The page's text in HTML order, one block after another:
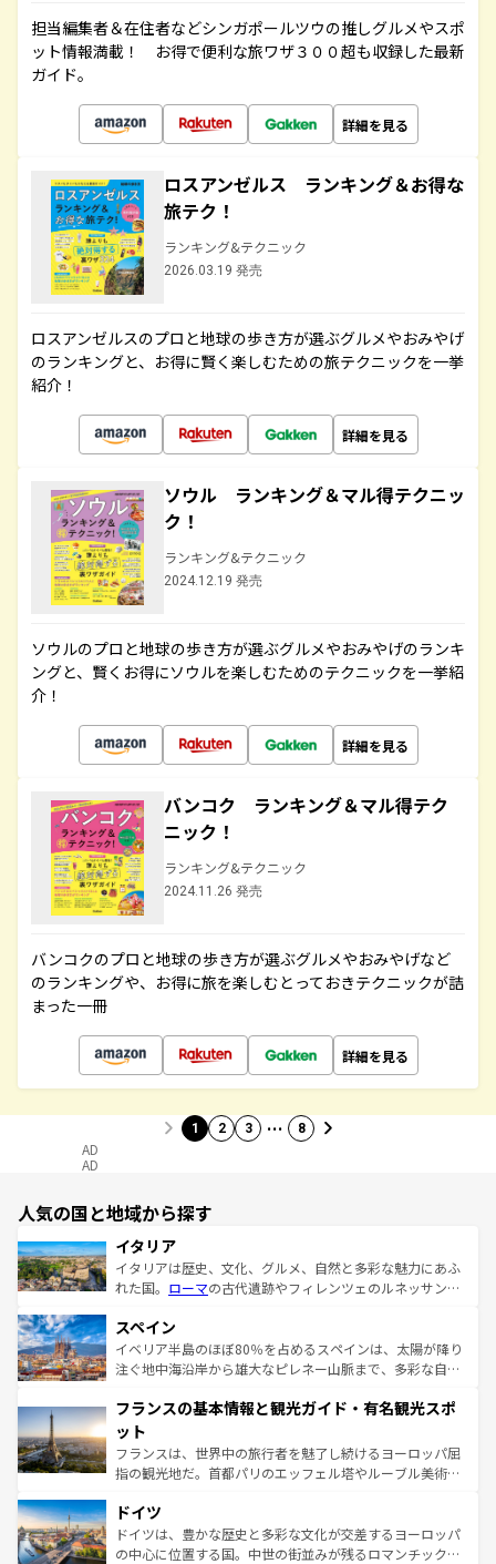
担当編集者＆在住者などシンガポールツウの推しグルメやスポ
ット情報満載！ お得で便利な旅ワザ３００超も収録した最新
ガイド。
詳細を見る
ロスアンゼルス ランキング＆お得な
旅テク！
ランキング&テクニック
2026.03.19 発売
ロスアンゼルスのプロと地球の歩き方が選ぶグルメやおみやげ
のランキングと、お得に賢く楽しむための旅テクニックを一挙
紹介！
詳細を見る
ソウル ランキング＆マル得テクニッ
ク！
ランキング&テクニック
2024.12.19 発売
ソウルのプロと地球の歩き方が選ぶグルメやおみやげのランキ
ングと、賢くお得にソウルを楽しむためのテクニックを一挙紹
介！
詳細を見る
バンコク ランキング＆マル得テク
ニック！
ランキング&テクニック
2024.11.26 発売
バンコクのプロと地球の歩き方が選ぶグルメやおみやげなど
のランキングや、お得に旅を楽しむとっておきテクニックが詰
まった一冊
詳細を見る
1 2 3 … 8
AD
AD
人気の国と地域から探す
イタリア
イタリアは歴史、文化、グルメ、自然と多彩な魅力にあふ
れた国。 ローマの古代遺跡やフィレンツェのルネッサンス
ろん、トスカーナの美しい田園風景やアマルフィ海岸の絶
景など、自然景観も見逃せない。観光の合間には、本場の
ピザやパスタなど、絶品のイタリア料理を堪能することも
ませてくれるイタリアで、忘れられない旅をしてみよう！
なお、新着のイタリア情報は
しい。
スペイン
イベリア半島のほぼ80％を占めるスペインは、太陽が降り
注ぐ地中海沿岸から雄大なピレネー山脈まで、多彩な自然
文化が根付くこの国では、情熱的なフラメンコ、熱気あふ
れる闘牛、そして美味しいタパスが生活の一部となってい
る。首都マドリードの洗練された雰囲気や、バルセロナの
アートに溢れた街角から、地方では古代ローマ遺跡や中世
せる。地方によって風土や気候が異なるスペインはその個
性で訪れる人を魅了する。 なお、新着のスペイン情報は コ
ンテンツ一覧を参照してほしい。
フランスの基本情報と観光ガイド・有名観光スポ
ット
フランスは、世界中の旅行者を魅了し続けるヨーロッパ屈
指の観光地だ。首都パリのエッフェル塔やルーブル美術館
で、幅広い魅力が詰まっている。華麗な宮殿、歴史的な大
聖堂、美しいビーチ、そして豊かな自然が、訪れる者を心
から魅了する。また、フランスは美食の国としても知ら
ドイツ
ドイツは、豊かな歴史と多彩な文化が交差するヨーロッパ
の中心に位置する国。中世の街並みが残るロマンチック街